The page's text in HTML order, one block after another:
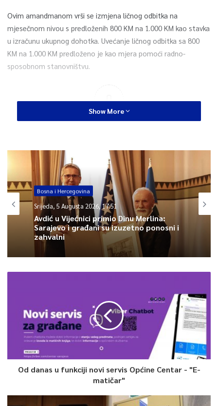
Ovim amandmanom vrši se izmjena ličnog odbitka na
mjesečnom nivou s predloženih 800 KM na 1.000 KM kao stavka
u izračunu ukupnog dohotka. Uvećanje ličnog odbitka sa 800
KM na 1.000 KM predloženo je kao mjera pomoći radno-
sposobnom stanovništvu.
0
Article Rating
Show More
Bosna i Hercegovina
Srijeda, 5 Augusta 2026, 17:51
Avdić u Vijećnici primio Dinu Merlina:
Sarajevo i građani su izuzetno ponosni i
zahvalni
Od danas u funkciji novi servis Općine Centar - "E-
matičar"